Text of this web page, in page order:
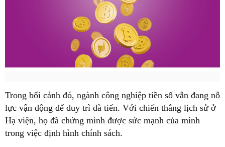
Trong bối cảnh đó, ngành công nghiệp tiền số vẫn đang nỗ
lực vận động để duy trì đà tiến. Với chiến thắng lịch sử ở
Hạ viện, họ đã chứng minh được sức mạnh của mình
trong việc định hình chính sách.